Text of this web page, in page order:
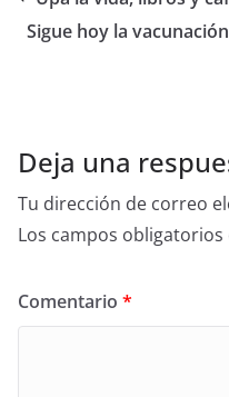
Sigue hoy la
Deja una
Tu dirección de correo
Los campos
Comentario *